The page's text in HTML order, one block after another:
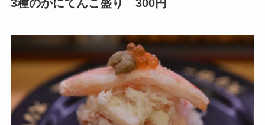
3種のかにてんこ盛り 300円